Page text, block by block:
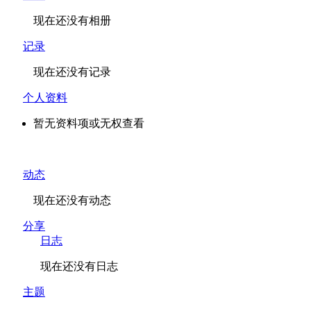
现在还没有相册
记录
现在还没有记录
个人资料
暂无资料项或无权查看
动态
现在还没有动态
分享
日志
现在还没有日志
主题